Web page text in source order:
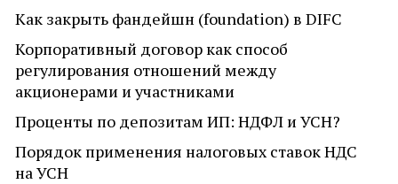
Как закрыть фандейшн (foundation) в DIFC
Корпоративный договор как способ
регулирования отношений между
акционерами и участниками
Проценты по депозитам ИП: НДФЛ и УСН?
Порядок применения налоговых ставок НДС
на УСН